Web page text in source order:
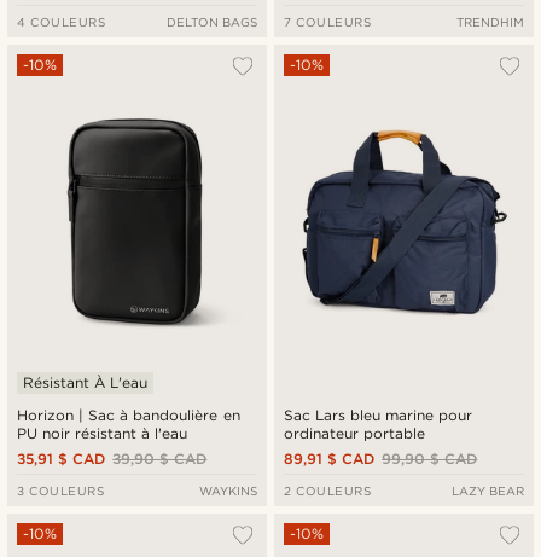
4 COULEURS DELTON BAGS 7 COULEURS TRENDHIM
Horizon | Sac à bandoulière en
PU noir résistant à l'eau
-10%
Résistant À L'eau
39,90 $ CAD
35,91 $ CAD
3 COULEURS WAYKINS
Sac Lars bleu marine pour
ordinateur portable
-10%
99,90 $ CAD
89,91 $ CAD
2 COULEURS LAZY BEAR
-10% -10%